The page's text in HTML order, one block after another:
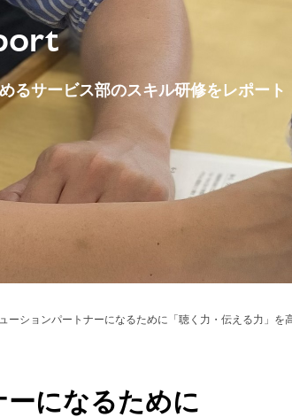
るサービス部のスキル研修をレポート
ーションパートナーになるために「聴く力・伝える力」を
になるために